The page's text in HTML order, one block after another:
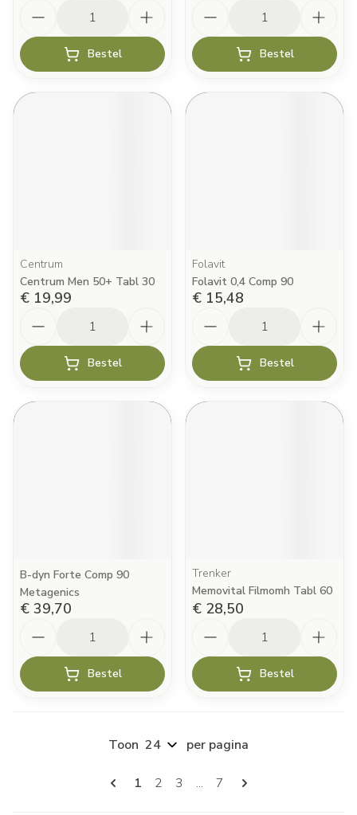
Bestel Bestel
Centrum
Centrum Men 50+ Tabl 30
€ 19,99
Bestel
Folavit
Folavit 0,4 Comp 90
€ 15,48
Bestel
B-dyn Forte Comp 90
Metagenics
€ 39,70
Bestel
Trenker
Memovital Filmomh Tabl 60
€ 28,50
Bestel
Pagina's
U lees momenteel pagina
1 Pagina
2 Pagina
3 ... Pagina
7
Toon per pagina